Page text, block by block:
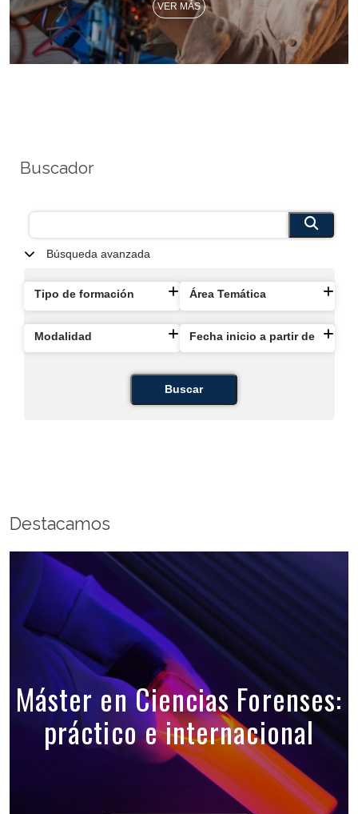
VER MÁS
Buscador
Búsqueda avanzada
Tipo de formación Área Temática
Modalidad Fecha inicio a partir de
Buscar
Destacamos
Máster en Ciencias Forenses:
práctico e internacional